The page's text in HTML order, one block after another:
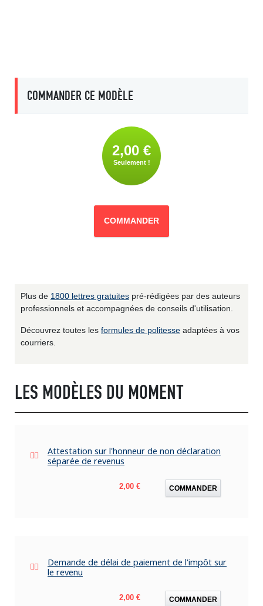
COMMANDER CE MODÈLE
2,00 €
Seulement !
COMMANDER
Plus de 1800 lettres gratuites pré-rédigées par des auteurs
professionnels et accompagnées de conseils d'utilisation.
Découvrez toutes les formules de politesse adaptées à vos
courriers.
LES MODÈLES DU MOMENT
Attestation sur l'honneur de non déclaration
séparée de revenus
Prix
2,00 € COMMANDER
Demande de délai de paiement de l'impôt sur
le revenu
Prix
2,00 € COMMANDER